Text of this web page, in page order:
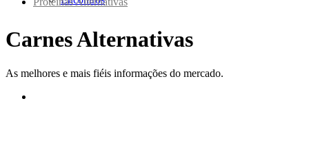
Carnes Alternativas
As melhores e mais fiéis informações do mercado.